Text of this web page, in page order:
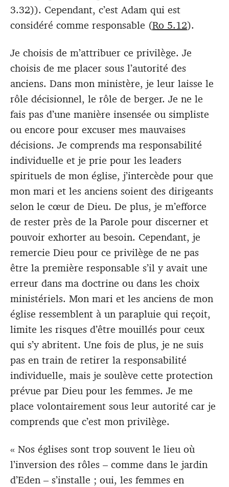
3.32)). Cependant, c’est Adam qui est
considéré comme responsable (Ro 5.12).
Je choisis de m’attribuer ce privilège. Je
choisis de me placer sous l’autorité des
anciens. Dans mon ministère, je leur laisse le
rôle décisionnel, le rôle de berger. Je ne le
fais pas d’une manière insensée ou simpliste
ou encore pour excuser mes mauvaises
décisions. Je comprends ma responsabilité
individuelle et je prie pour les leaders
spirituels de mon église, j’intercède pour que
mon mari et les anciens soient des dirigeants
selon le cœur de Dieu. De plus, je m’efforce
de rester près de la Parole pour discerner et
pouvoir exhorter au besoin. Cependant, je
remercie Dieu pour ce privilège de ne pas
être la première responsable s’il y avait une
erreur dans ma doctrine ou dans les choix
ministériels. Mon mari et les anciens de mon
église ressemblent à un parapluie qui reçoit,
limite les risques d’être mouillés pour ceux
qui s’y abritent. Une fois de plus, je ne suis
pas en train de retirer la responsabilité
individuelle, mais je soulève cette protection
prévue par Dieu pour les femmes. Je me
place volontairement sous leur autorité car je
comprends que c’est mon privilège.
« Nos églises sont trop souvent le lieu où
l’inversion des rôles – comme dans le jardin
d’Eden – s’installe ; oui, les femmes en